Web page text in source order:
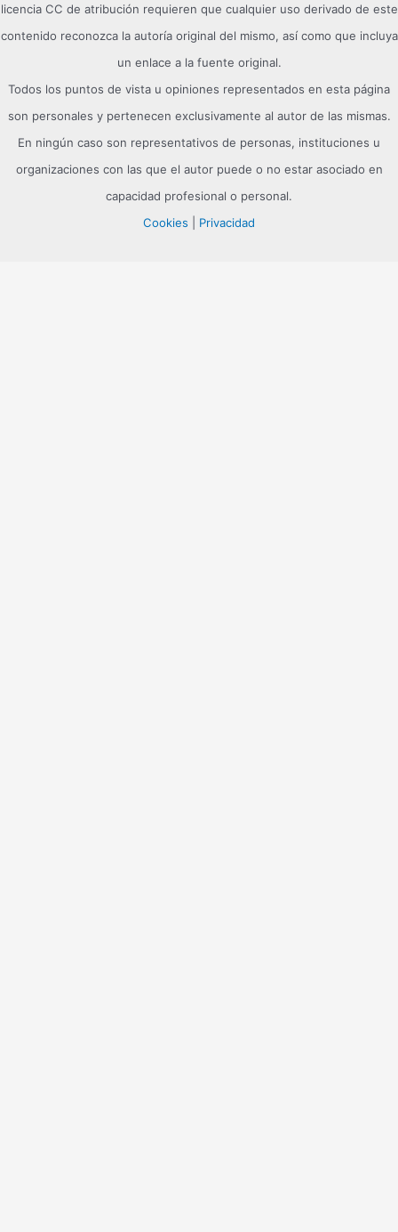
licencia CC de atribución requieren que cualquier uso derivado de este
contenido reconozca la autoría original del mismo, así como que incluya
un enlace a la fuente original.
Todos los puntos de vista u opiniones representados en esta página
son personales y pertenecen exclusivamente al autor de las mismas.
En ningún caso son representativos de personas, instituciones u
organizaciones con las que el autor puede o no estar asociado en
capacidad profesional o personal.
Cookies
Privacidad